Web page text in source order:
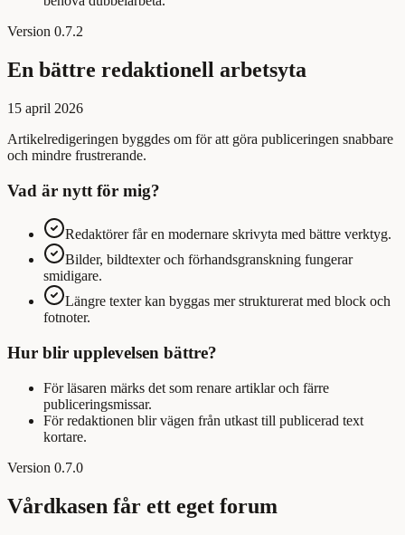
Version 0.7.2
En bättre redaktionell arbetsyta
15 april 2026
Artikelredigeringen byggdes om för att göra publiceringen snabbare
och mindre frustrerande.
Vad är nytt för mig?
Redaktörer får en modernare skrivyta med bättre verktyg.
Bilder, bildtexter och förhandsgranskning fungerar
smidigare.
Längre texter kan byggas mer strukturerat med block och
fotnoter.
Hur blir upplevelsen bättre?
För läsaren märks det som renare artiklar och färre
publiceringsmissar.
För redaktionen blir vägen från utkast till publicerad text
kortare.
Version 0.7.0
Vårdkasen får ett eget forum